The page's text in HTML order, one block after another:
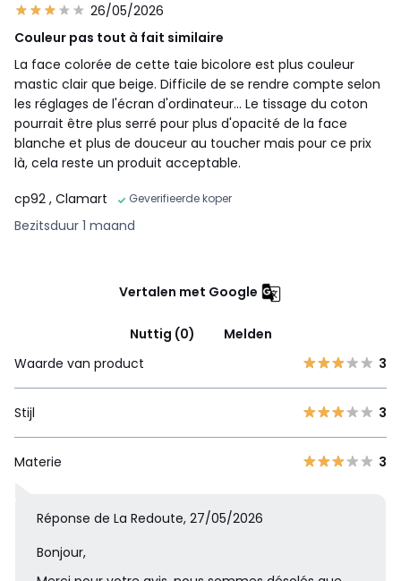
26/05/2026
Couleur pas tout à fait similaire
La face colorée de cette taie bicolore est plus couleur
mastic clair que beige. Difficile de se rendre compte selon
les réglages de l'écran d'ordinateur... Le tissage du coton
pourrait être plus serré pour plus d'opacité de la face
blanche et plus de douceur au toucher mais pour ce prix
là, cela reste un produit acceptable.
cp92 , Clamart Geverifieerde koper
Bezitsduur 1 maand
Vertalen met Google
Nuttig (0)
Melden
Waarde van product
3
Stijl 3
Materie 3
Réponse de La Redoute, 27/05/2026
Bonjour,